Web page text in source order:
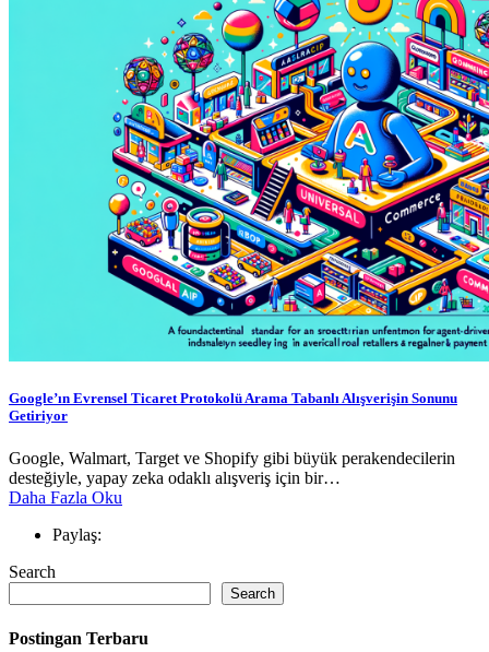
Google’ın Evrensel Ticaret Protokolü Arama Tabanlı Alışverişin Sonunu
Getiriyor
Google, Walmart, Target ve Shopify gibi büyük perakendecilerin
desteğiyle, yapay zeka odaklı alışveriş için bir…
Daha Fazla Oku
Paylaş:
Search
Search
Postingan Terbaru